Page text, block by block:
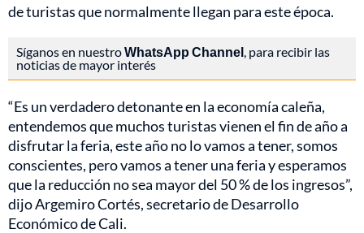
de turistas que normalmente llegan para este época.
Síganos en nuestroWhatsApp Channel , para recibir las
noticias de mayor interés
“Es un verdadero detonante en la economía caleña,
entendemos que muchos turistas vienen el fin de año a
disfrutar la feria, este año no lo vamos a tener, somos
conscientes, pero vamos a tener una feria y esperamos
que la reducción no sea mayor del 50 % de los ingresos”,
dijo Argemiro Cortés, secretario de Desarrollo
Económico de Cali.